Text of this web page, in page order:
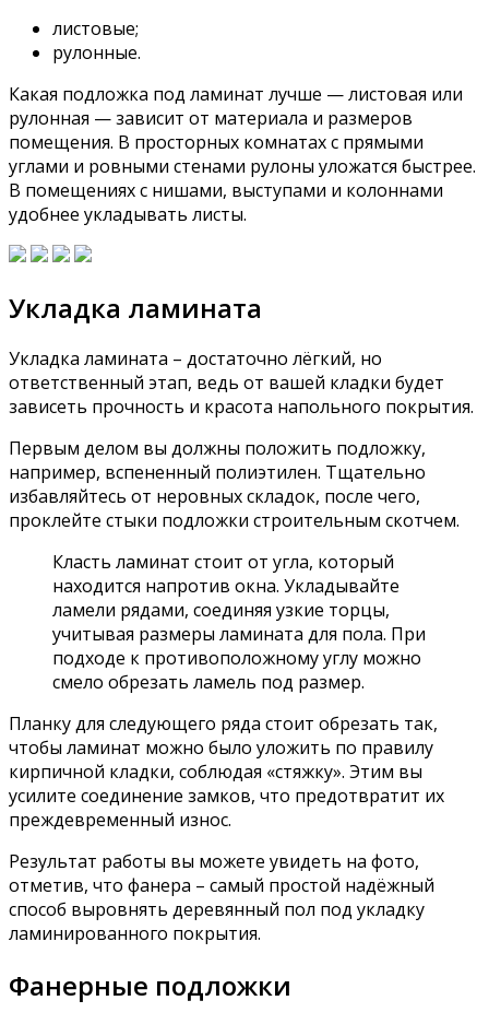
листовые;
рулонные.
Какая подложка под ламинат лучше — листовая или
рулонная — зависит от материала и размеров
помещения. В просторных комнатах с прямыми
углами и ровными стенами рулоны уложатся быстрее.
В помещениях с нишами, выступами и колоннами
удобнее укладывать листы.
Укладка ламината
Укладка ламината – достаточно лёгкий, но
ответственный этап, ведь от вашей кладки будет
зависеть прочность и красота напольного покрытия.
Первым делом вы должны положить подложку,
например, вспененный полиэтилен. Тщательно
избавляйтесь от неровных складок, после чего,
проклейте стыки подложки строительным скотчем.
Класть ламинат стоит от угла, который
находится напротив окна. Укладывайте
ламели рядами, соединяя узкие торцы,
учитывая размеры ламината для пола. При
подходе к противоположному углу можно
смело обрезать ламель под размер.
Планку для следующего ряда стоит обрезать так,
чтобы ламинат можно было уложить по правилу
кирпичной кладки, соблюдая «стяжку». Этим вы
усилите соединение замков, что предотвратит их
преждевременный износ.
Результат работы вы можете увидеть на фото,
отметив, что фанера – самый простой надёжный
способ выровнять деревянный пол под укладку
ламинированного покрытия.
Фанерные подложки